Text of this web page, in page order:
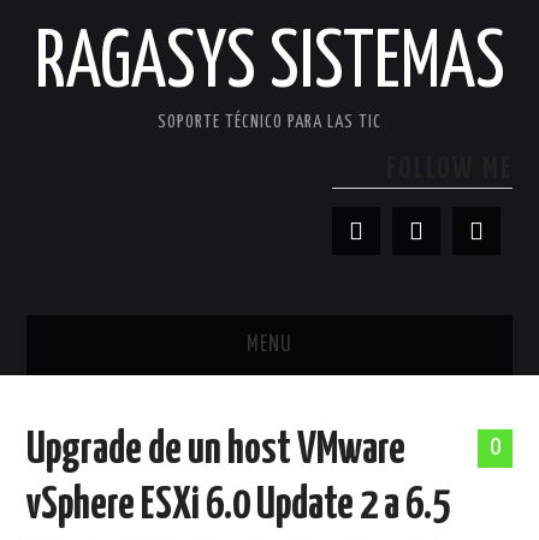
RAGASYS SISTEMAS
SOPORTE TÉCNICO PARA LAS TIC
MENU
ACERCA DE
PATROCINADORES
0
Upgrade de un host VMware
vSphere ESXi 6.0 Update 2 a 6.5